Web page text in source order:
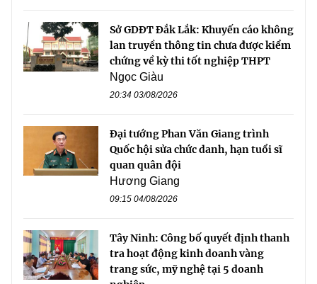
Sở GDĐT Đắk Lắk: Khuyến cáo không
lan truyền thông tin chưa được kiểm
chứng về kỳ thi tốt nghiệp THPT
Ngọc Giàu
20:34 03/08/2026
Đại tướng Phan Văn Giang trình
Quốc hội sửa chức danh, hạn tuổi sĩ
quan quân đội
Hương Giang
09:15 04/08/2026
Tây Ninh: Công bố quyết định thanh
tra hoạt động kinh doanh vàng
trang sức, mỹ nghệ tại 5 doanh